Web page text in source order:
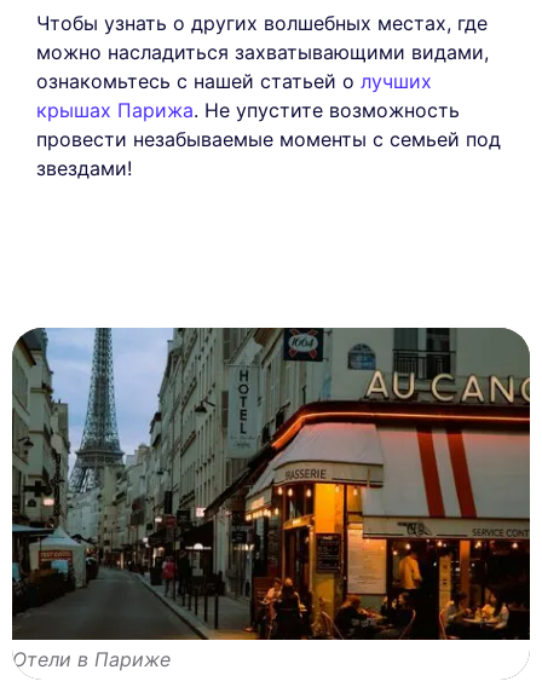
Чтобы узнать о других волшебных местах, где
можно насладиться захватывающими видами,
ознакомьтесь с нашей статьей о лучших
крышах Парижа. Не упустите возможность
провести незабываемые моменты с семьей под
звездами!
Отели в Париже